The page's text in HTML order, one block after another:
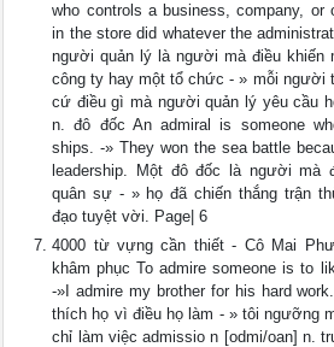
who controls a business, company, or
in the store did whatever the
người quản lý là người mà điều khiến
công ty hay một tổ chức - » mỗi người
cứ điều gì mà người quản lý yêu cầu
n. đô đốc An admiral is someone
ships. -» They won the sea battle
leadership. Một đô đốc là người mà
quân sự - » họ đã chiến thắng trận
đạo tuyệt vời. Page| 6
4000 từ vựng cần thiết - Cô Mai
khâm phục To admire someone is to
-»I admire my brother for his hard
thích họ vì điều họ làm - » tôi ngưỡng
chỉ làm việc admissio n [odmi/oan] n.